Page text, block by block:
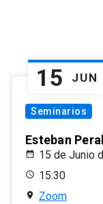
15 JUN
Seminarios
Esteban
15 de Junio
15:30
Zoom